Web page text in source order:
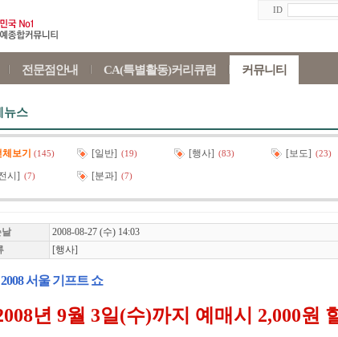
ID
전문점안내 CA(특별활동)커리큐럼 커뮤니티
뉴스
체보기 (145) [일반] (19) [행사] (83) [보도] (23)
시] (7) [분과] (7)
날
2008-08-27 (수) 14:03
[행사]
2008 서울 기프트 쇼
년 9월 3일(수)까지 예매시 2,000원